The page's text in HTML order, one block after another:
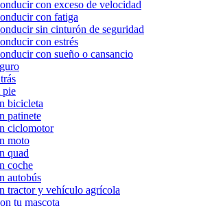
con exceso de velocidad
con fatiga
sin cinturón de seguridad
con estrés
con sueño o cansancio
pie
bicicleta
patinete
ciclomotor
moto
quad
coche
autobús
tractor y vehículo agrícola
tu mascota